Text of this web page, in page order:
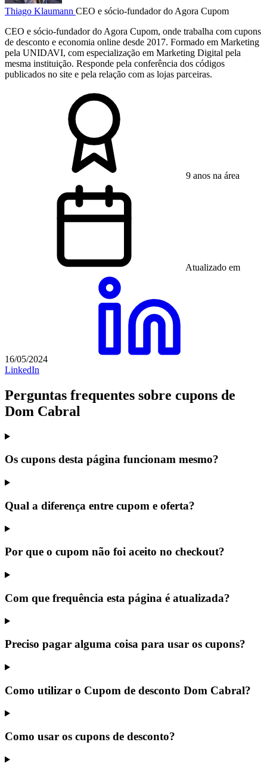
Thiago Klaumann CEO e sócio-fundador do Agora Cupom
CEO e sócio-fundador do Agora Cupom, onde trabalha com cupons
de desconto e economia online desde 2017. Formado em Marketing
pela UNIDAVI, com especialização em Marketing Digital pela
mesma instituição. Responde pela conferência dos códigos
publicados no site e pela relação com as lojas parceiras.
9 anos na área
Atualizado em
16/05/2024
LinkedIn
Perguntas frequentes sobre cupons de
Dom Cabral
Os cupons desta página funcionam mesmo?
Qual a diferença entre cupom e oferta?
Por que o cupom não foi aceito no checkout?
Com que frequência esta página é atualizada?
Preciso pagar alguma coisa para usar os cupons?
Como utilizar o Cupom de desconto Dom Cabral?
Como usar os cupons de desconto?